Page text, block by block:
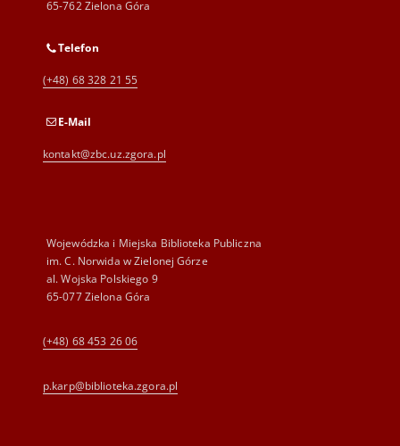
65-762 Zielona Góra
Telefon
(+48) 68 328 21 55
E-Mail
kontakt@zbc.uz.zgora.pl
Wojewódzka i Miejska Biblioteka Publiczna
im. C. Norwida w Zielonej Górze
al. Wojska Polskiego 9
65-077 Zielona Góra
(+48) 68 453 26 06
p.karp@biblioteka.zgora.pl